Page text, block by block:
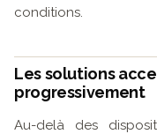
conditions.
Les solutions
progressivement
Au-delà des